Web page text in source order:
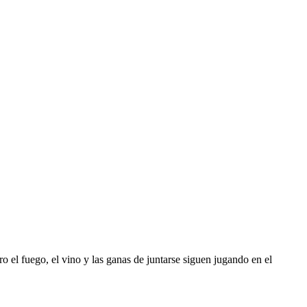
el fuego, el vino y las ganas de juntarse siguen jugando en el